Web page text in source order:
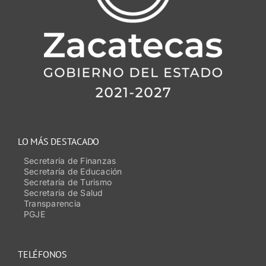
TELÉFONOS
LO MÁS DESTACADO
Secretaría de Finanzas
Secretaría de Educación
Secretaría de Turismo
Secretaría de Salud
Transparencia
PGJE